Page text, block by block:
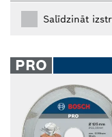
Salīdzināt
PRO